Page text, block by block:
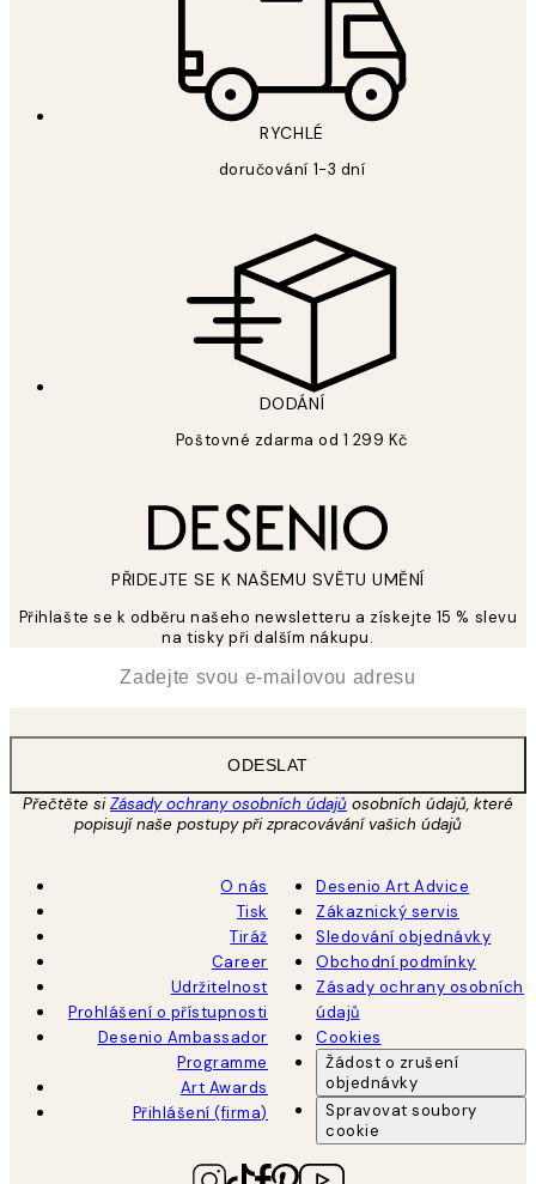
RYCHLÉ
doručování 1-3 dní
DODÁNÍ
Poštovné zdarma od 1 299 Kč
PŘIDEJTE SE K NAŠEMU SVĚTU UMĚNÍ
Přihlašte se k odběru našeho newsletteru a získejte 15 % slevu
na tisky při dalším nákupu.
ODESLAT
Přečtěte siZásady ochrany osobních údajů osobních údajů, které
popisují naše postupy při zpracovávání vašich údajů
O nás
Tisk
Tiráž
Career
Udržitelnost
Prohlášení o přístupnosti
Desenio Ambassador
Programme
Art Awards
Přihlášení (firma)
Desenio Art Advice
Zákaznický servis
Sledování objednávky
Obchodní podmínky
Zásady ochrany osobních
údajů
Cookies
Žádost o zrušení
objednávky
Spravovat soubory
cookie